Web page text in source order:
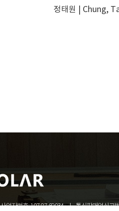
정태원 | Chung,
사업자번호: 107-87-69034 통신판매업신고